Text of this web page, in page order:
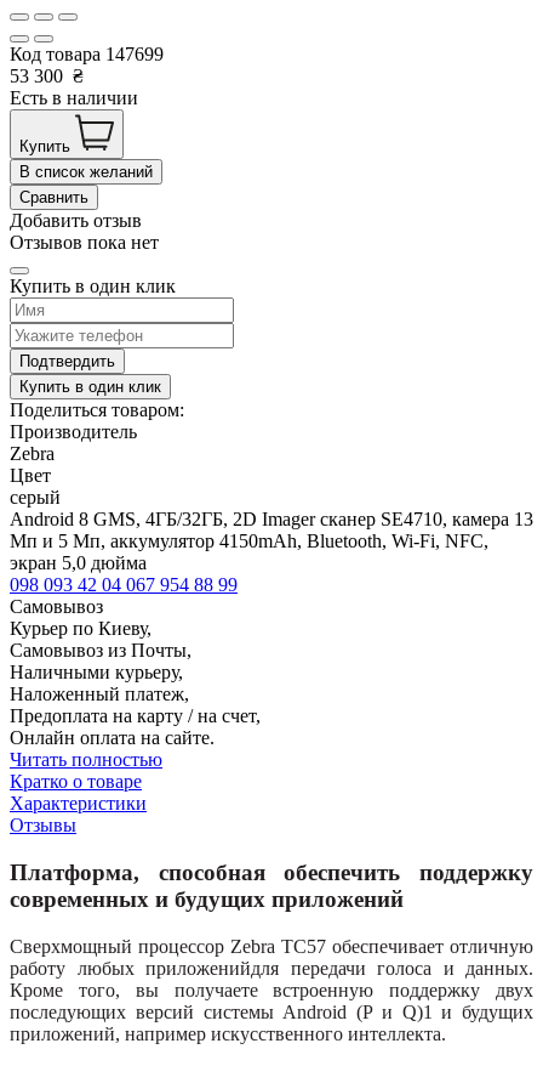
Код товара 147699
53 300 ₴
Есть в наличии
Купить
В список желаний
Сравнить
Добавить отзыв
Отзывов пока нет
Купить в один клик
Подтвердить
Купить в один клик
Поделиться товаром:
Производитель
Zebra
Цвет
серый
Android 8 GMS, 4ГБ/32ГБ, 2D Imager сканер SE4710, камера 13
Мп и 5 Мп, аккумулятор 4150mAh, Bluetooth, Wi-Fi, NFC,
экран 5,0 дюйма
098 093 42 04 067 954 88 99
Самовывоз
Курьер по Киеву,
Самовывоз из Почты,
Наличными курьеру,
Наложенный платеж,
Предоплата на карту / на счет,
Онлайн оплата на сайте.
Читать полностью
Кратко о товаре
Характеристики
Отзывы
Платформа, способная обеспечить поддержку
современных и будущих приложений
Сверхмощный процессор Zebra TC57 обеспечивает отличную
работу любых приложенийдля передачи голоса и данных.
Кроме того, вы получаете встроенную поддержку двух
последующих версий системы Android (P и Q)1 и будущих
приложений, например искусственного интеллекта.